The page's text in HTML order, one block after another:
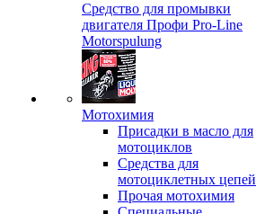
Средство для промывки
двигателя Профи Pro-Line
Motorspulung
Мотохимия
Присадки в масло для
мотоциклов
Средства для
мотоциклетных цепей
Прочая мотохимия